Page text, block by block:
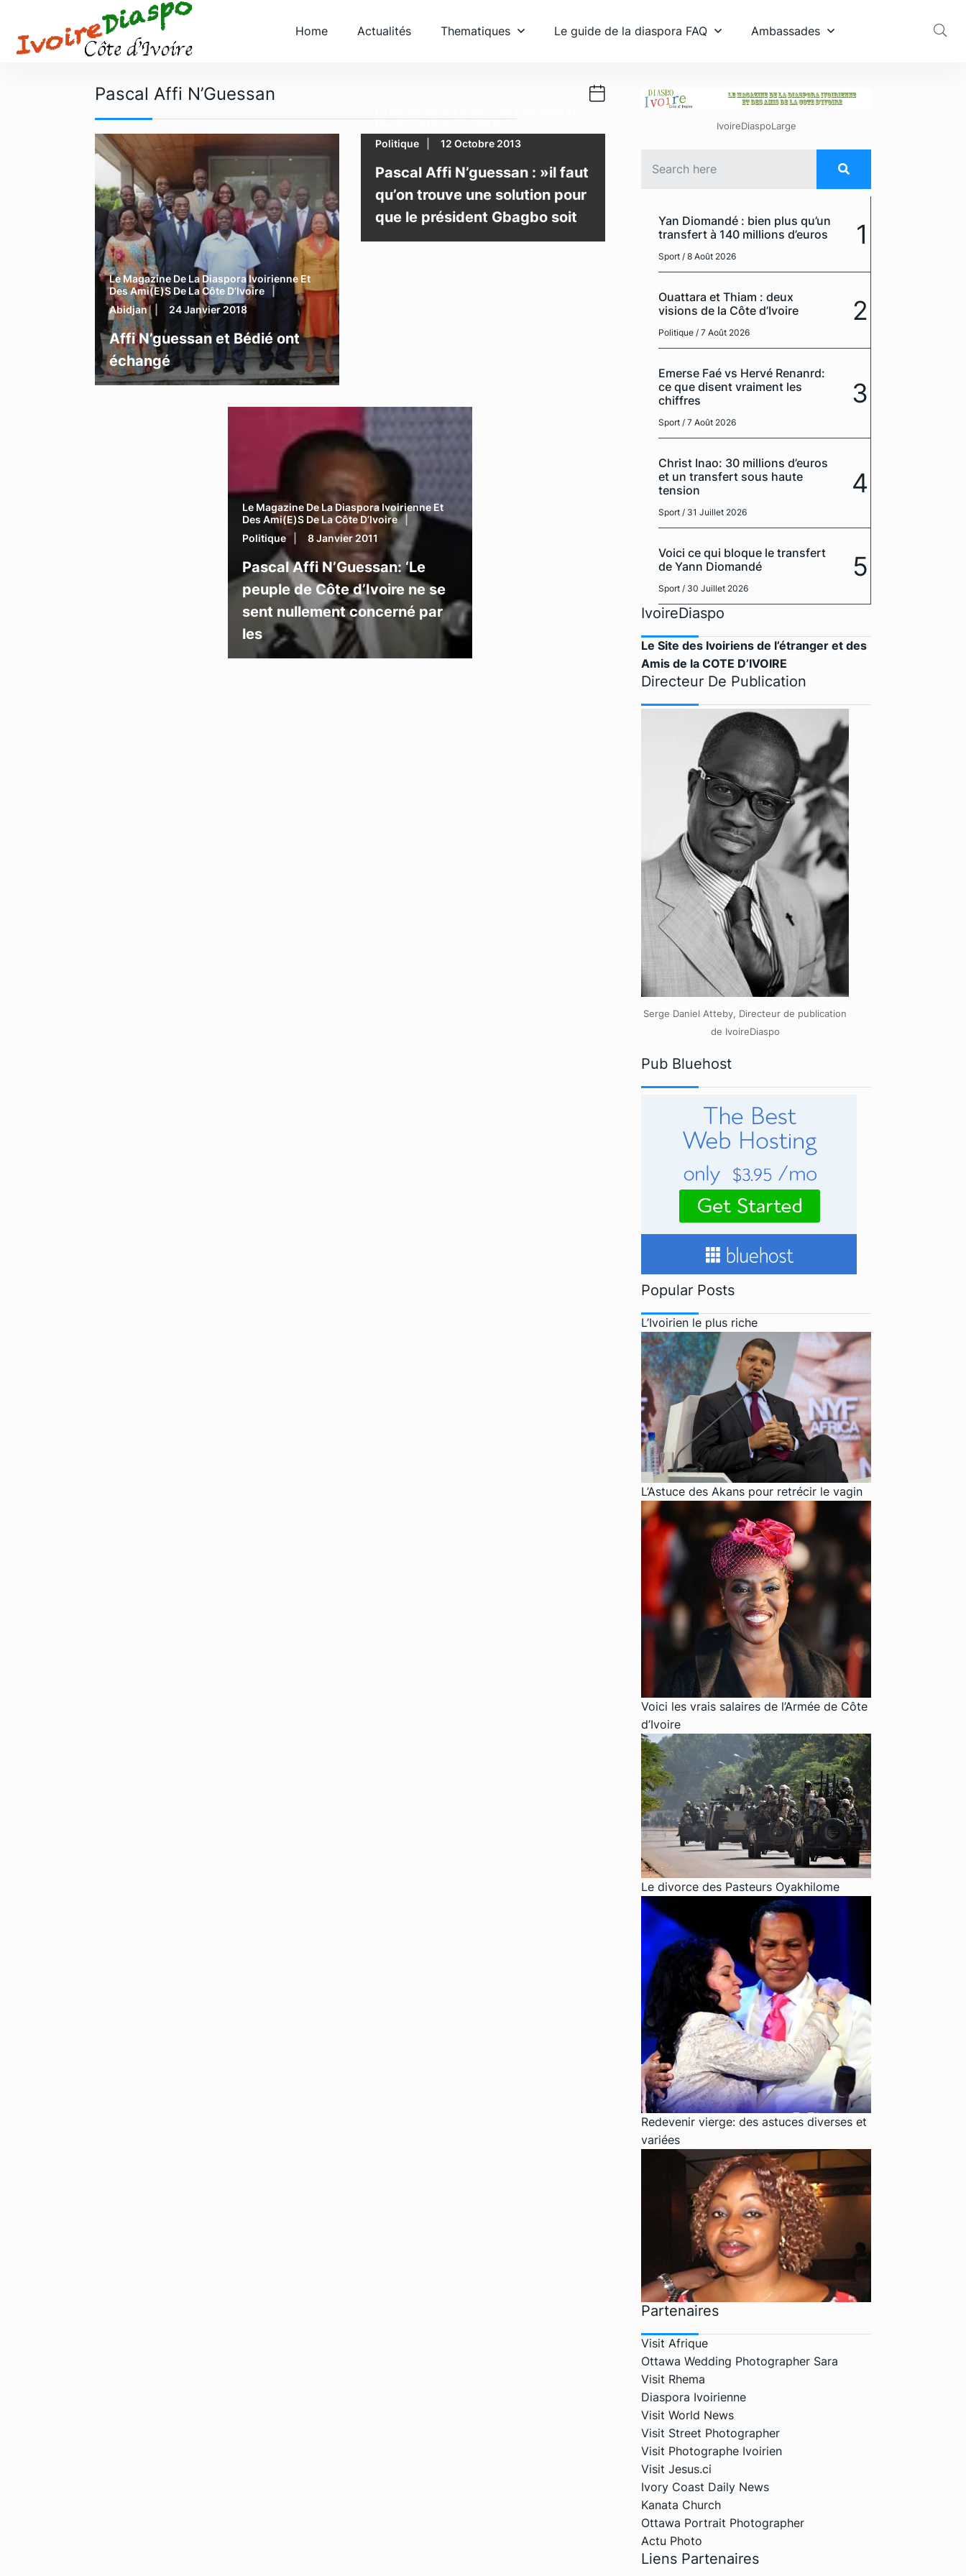
Home Actualités Thematiques Le guide de la diaspora FAQ Ambassades
Pascal Affi N’Guessan
Le Magazine De La Diaspora Ivoirienne Et
Des Ami(e)s De La Côte D’Ivoire
Abidjan
24 Janvier 2018
Affi N’guessan et Bédié ont
échangé
Politique
12 Octobre 2013
Pascal Affi N’guessan : »il faut
qu’on trouve une solution pour
que le président Gbagbo soit
Le Magazine De La Diaspora Ivoirienne Et
Des Ami(e)s De La Côte D’Ivoire
Politique
8 Janvier 2011
Pascal Affi N’Guessan: ‘Le
peuple de Côte d’Ivoire ne se
sent nullement concerné par
les
IvoireDiaspoLarge
Yan Diomandé : bien plus qu’un
transfert à 140 millions d’euros
Sport / 8 Août 2026
1
Ouattara et Thiam : deux
visions de la Côte d’Ivoire
Politique / 7 Août 2026
2
Emerse Faé vs Hervé Renanrd:
ce que disent vraiment les
chiffres
Sport / 7 Août 2026
3
Christ Inao: 30 millions d’euros
et un transfert sous haute
tension
Sport / 31 Juillet 2026
4
Voici ce qui bloque le transfert
de Yann Diomandé
Sport / 30 Juillet 2026
5
IvoireDiaspo
Le Site des Ivoiriens de l’étranger et des
Amis de la COTE D’IVOIRE
Directeur De Publication
Serge Daniel Atteby, Directeur de publication
de IvoireDiaspo
Pub Bluehost
Popular Posts
L’Ivoirien le plus riche
L’Astuce des Akans pour retrécir le vagin
Voici les vrais salaires de l’Armée de Côte
d’Ivoire
Le divorce des Pasteurs Oyakhilome
Redevenir vierge: des astuces diverses et
variées
Partenaires
Visit Afrique
Ottawa Wedding Photographer Sara
Visit Rhema
Diaspora Ivoirienne
Visit World News
Visit Street Photographer
Visit Photographe Ivoirien
Visit Jesus.ci
Ivory Coast Daily News
Kanata Church
Ottawa Portrait Photographer
Actu Photo
Liens Partenaires